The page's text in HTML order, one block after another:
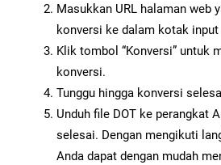
Masukkan URL halaman web
konversi ke dalam kotak
Klik tombol “Konversi” untuk
konversi.
Tunggu hingga konversi
Unduh file DOT ke perangkat
selesai. Dengan mengikuti
Anda dapat dengan mudah